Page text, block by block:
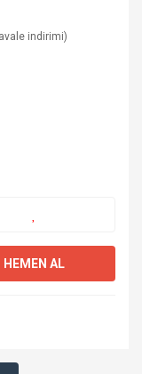
indirimi)
HEMEN AL